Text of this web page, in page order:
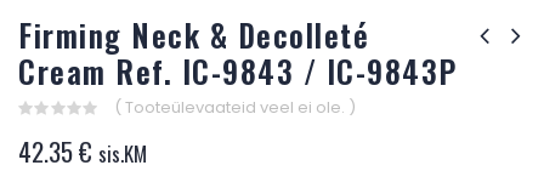
Firming Neck & Decolleté
Cream Ref. IC-9843 / IC-9843P
out
of
( Tooteülevaateid veel ei ole. )
42.35€ sis.KM